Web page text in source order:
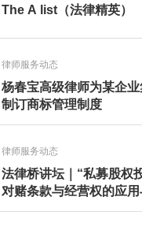
The A list（法律精英）
律师服务动态
杨春宝高级律师为某企业
制订商标管理制度
律师服务动态
法律桥讲坛｜“私募股权
对赌条款与经营权的应用
例分析”讲座成功举办